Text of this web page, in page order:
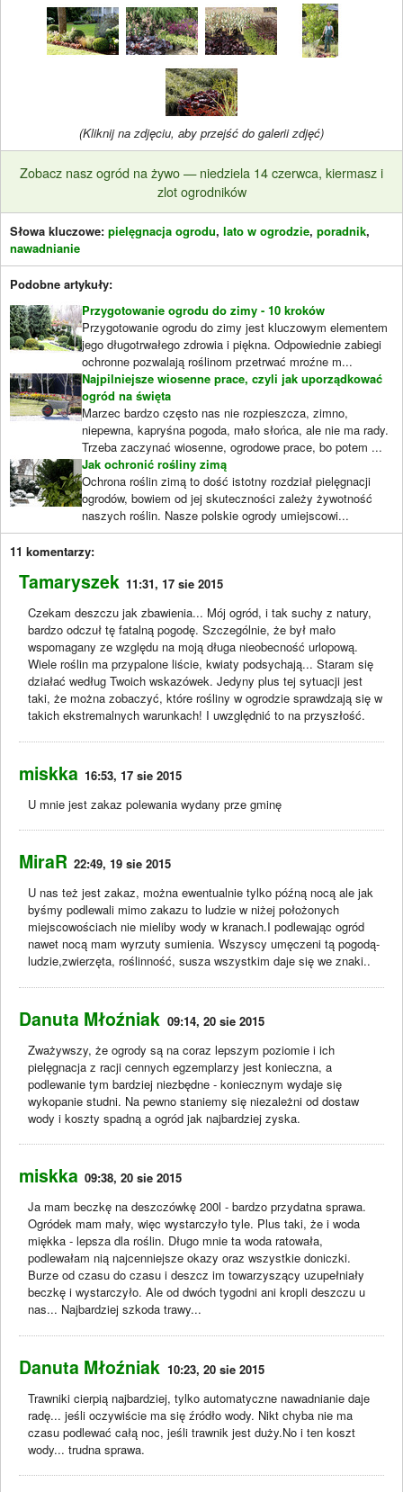
(Kliknij na zdjęciu, aby przejść do galerii zdjęć)
Zobacz nasz ogród na żywo — niedziela 14 czerwca, kiermasz i
zlot ogrodników
Słowa kluczowe: pielęgnacja ogrodu, lato w ogrodzie, poradnik,
nawadnianie
Podobne artykuły:
Przygotowanie ogrodu do zimy - 10 kroków
Przygotowanie ogrodu do zimy jest kluczowym elementem
jego długotrwałego zdrowia i piękna. Odpowiednie zabiegi
ochronne pozwalają roślinom przetrwać mroźne m...
Najpilniejsze wiosenne prace, czyli jak uporządkować
ogród na święta
Marzec bardzo często nas nie rozpieszcza, zimno,
niepewna, kapryśna pogoda, mało słońca, ale nie ma rady.
Trzeba zaczynać wiosenne, ogrodowe prace, bo potem ...
Jak ochronić rośliny zimą
Ochrona roślin zimą to dość istotny rozdział pielęgnacji
ogrodów, bowiem od jej skuteczności zależy żywotność
naszych roślin. Nasze polskie ogrody umiejscowi...
11 komentarzy:
Tamaryszek 11:31, 17 sie 2015
Czekam deszczu jak zbawienia... Mój ogród, i tak suchy z natury,
bardzo odczuł tę fatalną pogodę. Szczególnie, że był mało
wspomagany ze względu na moją długa nieobecność urlopową.
Wiele roślin ma przypalone liście, kwiaty podsychają... Staram się
działać według Twoich wskazówek. Jedyny plus tej sytuacji jest
taki, że można zobaczyć, które rośliny w ogrodzie sprawdzają się w
takich ekstremalnych warunkach! I uwzględnić to na przyszłość.
miskka 16:53, 17 sie 2015
U mnie jest zakaz polewania wydany prze gminę
MiraR 22:49, 19 sie 2015
U nas też jest zakaz, można ewentualnie tylko późną nocą ale jak
byśmy podlewali mimo zakazu to ludzie w niżej położonych
miejscowościach nie mieliby wody w kranach.I podlewając ogród
nawet nocą mam wyrzuty sumienia. Wszyscy umęczeni tą pogodą-
ludzie,zwierzęta, roślinność, susza wszystkim daje się we znaki..
Danuta Młoźniak 09:14, 20 sie 2015
Zważywszy, że ogrody są na coraz lepszym poziomie i ich
pielęgnacja z racji cennych egzemplarzy jest konieczna, a
podlewanie tym bardziej niezbędne - koniecznym wydaje się
wykopanie studni. Na pewno staniemy się niezależni od dostaw
wody i koszty spadną a ogród jak najbardziej zyska.
miskka 09:38, 20 sie 2015
Ja mam beczkę na deszczówkę 200l - bardzo przydatna sprawa.
Ogródek mam mały, więc wystarczyło tyle. Plus taki, że i woda
miękka - lepsza dla roślin. Długo mnie ta woda ratowała,
podlewałam nią najcenniejsze okazy oraz wszystkie doniczki.
Burze od czasu do czasu i deszcz im towarzyszący uzupełniały
beczkę i wystarczyło. Ale od dwóch tygodni ani kropli deszczu u
nas... Najbardziej szkoda trawy...
Danuta Młoźniak 10:23, 20 sie 2015
Trawniki cierpią najbardziej, tylko automatyczne nawadnianie daje
radę... jeśli oczywiście ma się źródło wody. Nikt chyba nie ma
czasu podlewać całą noc, jeśli trawnik jest duży.No i ten koszt
wody... trudna sprawa.